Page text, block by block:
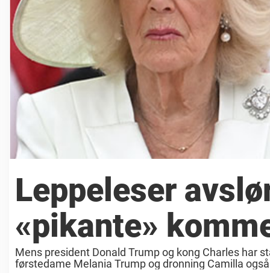
Leppeleser
«pikante»
Mens president Donald Trump og kong Charles har
førstedame Melania Trump og dronning Camilla